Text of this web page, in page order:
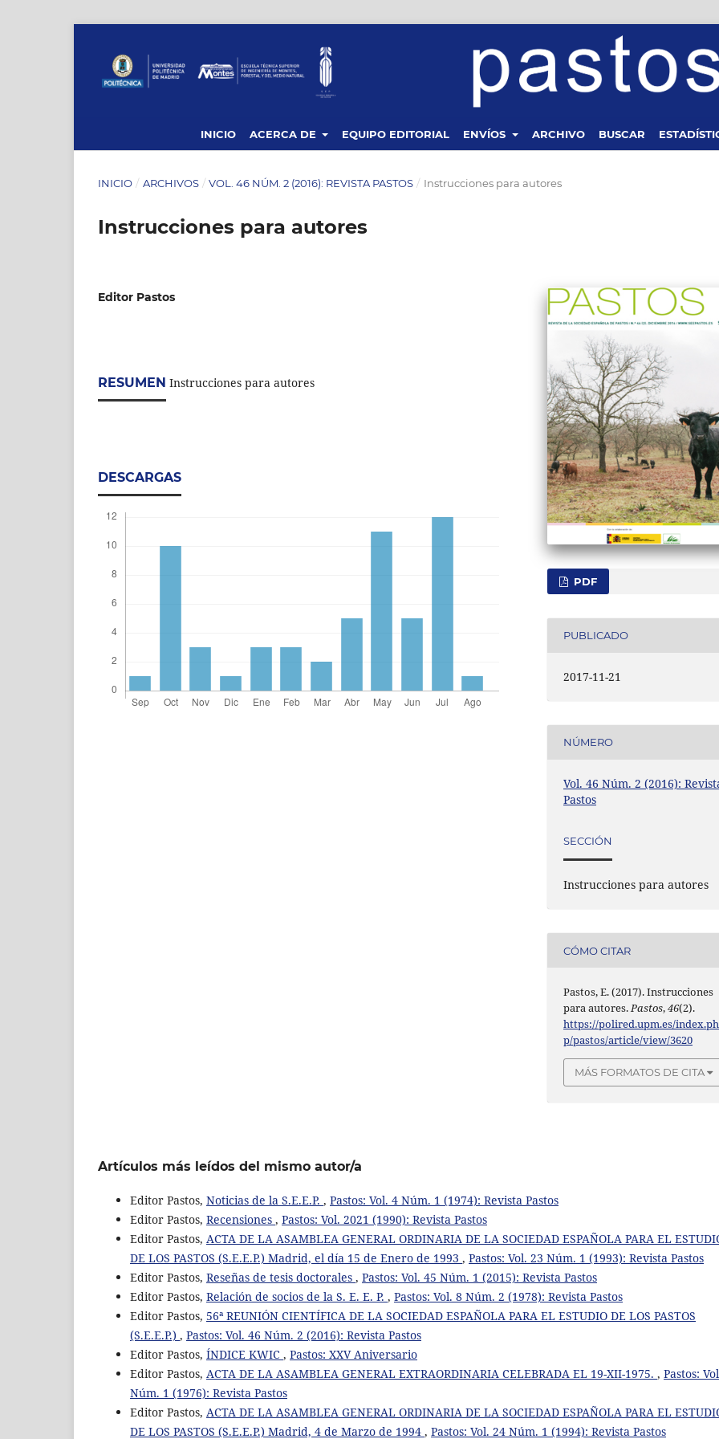
INICIO ACERCA DE EQUIPO EDITORIAL ENVÍOS ARCHIVO BUSCAR
INICIO / ARCHIVOS / VOL. 46 NÚM. 2 (2016): REVISTA PASTOS / Instrucciones para autores
Instrucciones para autores
Editor Pastos
RESUMEN Instrucciones para autores
DESCARGAS
PDF
PUBLICADO
2017-11-21
NÚMERO
Vol. 46 Núm. 2 (2016):
Pastos
SECCIÓN
Instrucciones para autores
CÓMO CITAR
Pastos, E. (2017). Instrucciones
para autores.Pastos,46(2).
https://polired.upm.es/index.ph
p/pastos/article/view/3620
MÁS FORMATOS DE CITA
Artículos más leídos del mismo autor/a
Editor Pastos, Noticias de la S.E.E.P. , Pastos: Vol. 4 Núm. 1 (1974): Revista Pastos
Editor Pastos, Recensiones , Pastos: Vol. 2021 (1990): Revista Pastos
Editor Pastos, ACTA DE LA ASAMBLEA GENERAL ORDINARIA DE LA SOCIEDAD ESPAÑOLA PARA EL
DE LOS PASTOS (S.E.E.P.) Madrid, el día 15 de Enero de 1993 , Pastos: Vol. 23 Núm. 1 (1993): Revista Pastos
Editor Pastos, Reseñas de tesis doctorales , Pastos: Vol. 45 Núm. 1 (2015): Revista Pastos
Editor Pastos, Relación de socios de la S. E. E. P. , Pastos: Vol. 8 Núm. 2 (1978): Revista Pastos
Editor Pastos, 56ª REUNIÓN CIENTÍFICA DE LA SOCIEDAD ESPAÑOLA PARA EL ESTUDIO DE LOS PASTOS
(S.E.E.P.) , Pastos: Vol. 46 Núm. 2 (2016): Revista Pastos
Editor Pastos, ÍNDICE KWIC , Pastos: XXV Aniversario
Editor Pastos, ACTA DE LA ASAMBLEA GENERAL EXTRAORDINARIA CELEBRADA EL 19-XII-1975. , Pastos:
Núm. 1 (1976): Revista Pastos
Editor Pastos, ACTA DE LA ASAMBLEA GENERAL ORDINARIA DE LA SOCIEDAD ESPAÑOLA PARA EL
DE LOS PASTOS (S.E.E.P.) Madrid, 4 de Marzo de 1994 , Pastos: Vol. 24 Núm. 1 (1994): Revista Pastos